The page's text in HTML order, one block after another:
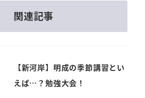
関連記事
【新河岸】明成の季節講習とい
えば…？勉強大会！